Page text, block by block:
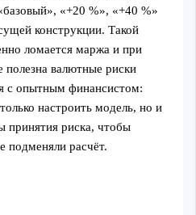
«+20 %», «+40 %»
конструкции. Такой
ломается маржа и при
полезна валютные риски
с опытным финансистом:
настроить модель, но и
принятия риска, чтобы
подменяли расчёт.